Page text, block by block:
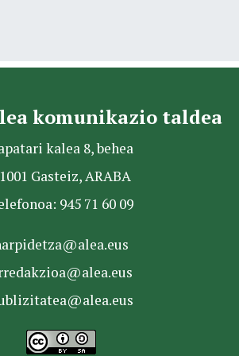
komunikazio taldea
kalea 8, behea
Gasteiz, ARABA
945 71 60 09